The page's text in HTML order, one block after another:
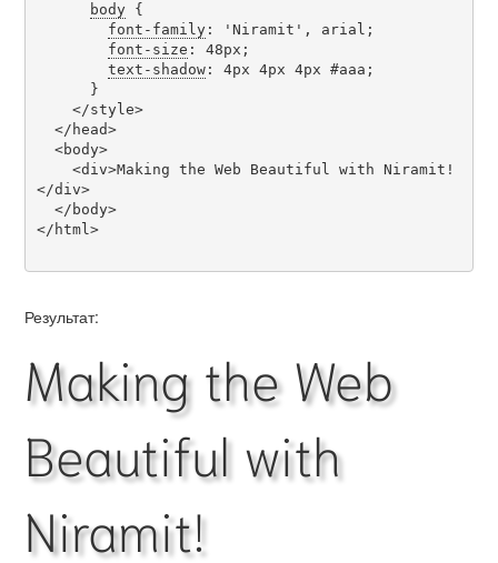
body {
font-family: 'Niramit', arial;
font-size : 48px;
text-shadow: 4px 4px 4px #aaa;
</div>
</html>
Результат:
Making the Web
Beautiful with
Niramit!